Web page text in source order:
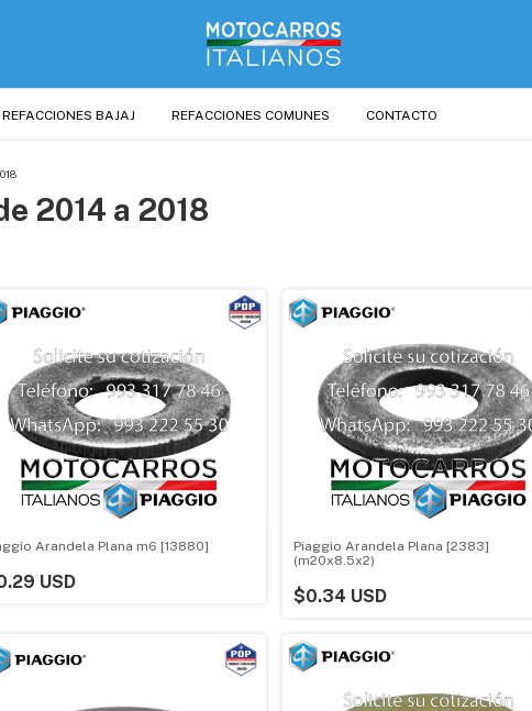
REFACCIONES BAJAJ REFACCIONES COMUNES CONTACTO
2014 a 2018
Arandela Plana m6 [13880]
USD
Piaggio Arandela Plana [2383]
(m20x8.5x2)
$0.34 USD